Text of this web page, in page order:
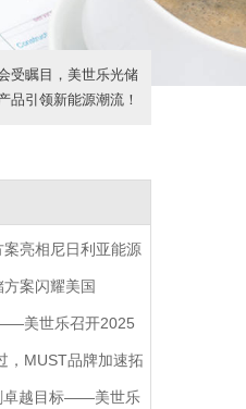
受瞩目，美世乐光储
品引领新能源潮流！
亮相尼日利亚能源
题
案闪耀美国
碳转型
美世乐召开2025
，MUST品牌加速拓
卓越目标——美世乐